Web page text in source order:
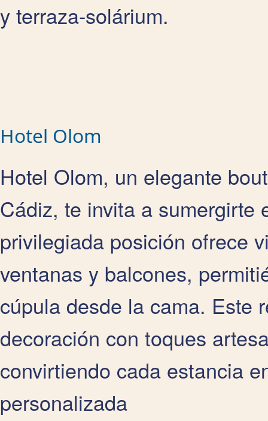
y terraza-solárium.
Hotel Olom
Hotel Olom, un elegante
Cádiz, te invita a sumergirte
privilegiada posición ofrece
ventanas y balcones,
cúpula desde la cama. Este
decoración con toques
convirtiendo cada estancia
personalizada